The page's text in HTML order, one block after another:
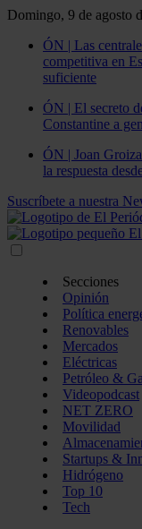
Domingo, 9 de agosto
ÓN | Las
competitiva en
suficiente
ÓN | El secreto
Constantine a
ÓN | Joan
la respuesta
Suscríbete a nuestra
Secciones
Opinión
Política
Renovables
Mercados
Eléctricas
Petróleo &
Videopodcast
NET ZERO
Movilidad
Startups &
Hidrógeno
Top 10
Tech